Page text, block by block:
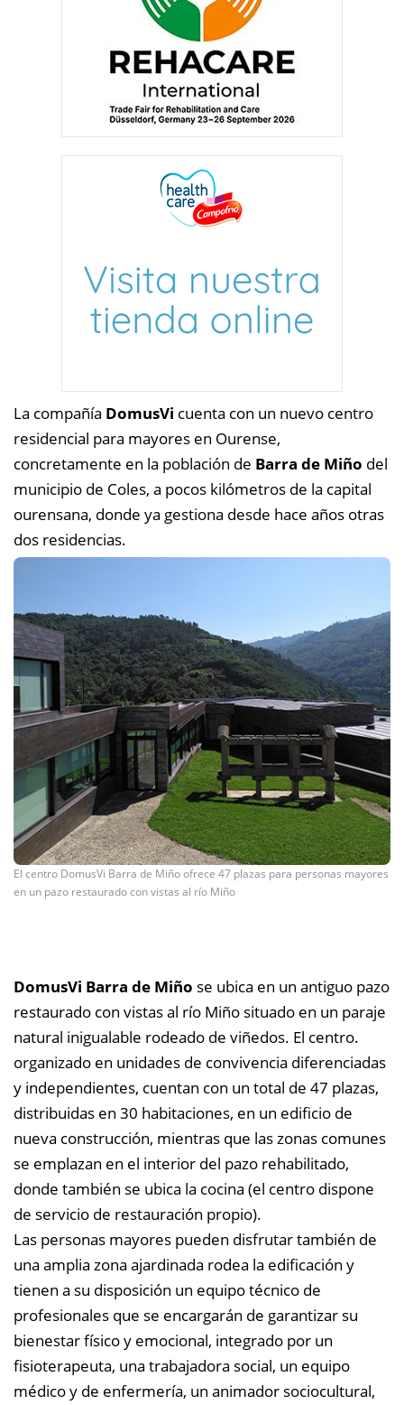
La compañía DomusVi cuenta con un nuevo centro
residencial para mayores en Ourense,
concretamente en la población de Barra de Miño del
municipio de Coles, a pocos kilómetros de la capital
ourensana, donde ya gestiona desde hace años otras
dos residencias.
El centro DomusVi Barra de Miño ofrece 47 plazas para personas mayores
en un pazo restaurado con vistas al río Miño
DomusVi Barra de Miño se ubica en un antiguo pazo
restaurado con vistas al río Miño situado en un paraje
natural inigualable rodeado de viñedos. El centro.
organizado en unidades de convivencia diferenciadas
y independientes, cuentan con un total de 47 plazas,
distribuidas en 30 habitaciones, en un edificio de
nueva construcción, mientras que las zonas comunes
se emplazan en el interior del pazo rehabilitado,
donde también se ubica la cocina (el centro dispone
de servicio de restauración propio).
Las personas mayores pueden disfrutar también de
una amplia zona ajardinada rodea la edificación y
tienen a su disposición un equipo técnico de
profesionales que se encargarán de garantizar su
bienestar físico y emocional, integrado por un
fisioterapeuta, una trabajadora social, un equipo
médico y de enfermería, un animador sociocultural,